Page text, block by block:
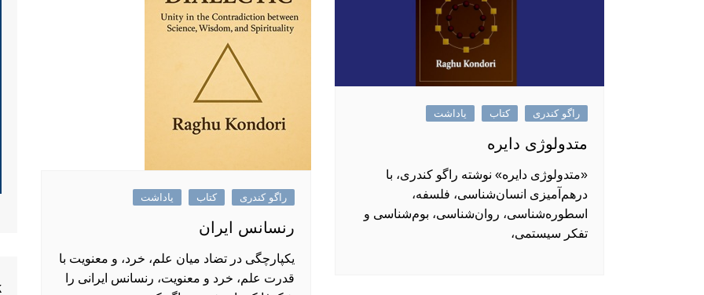
راگو کندری کتاب یاداشت
متدولوژی دایره
«متدولوژی دایره» نوشته راگو کندری، با
درهم‌آمیزی انسان‌شناسی، فلسفه،
اسطوره‌شناسی، روان‌شناسی، بوم‌شناسی و
تفکر سیستمی،
راگو کندری کتاب یاداشت
رنسانس ایران
یکپارچگی در تضاد میان علم، خرد، و معنویت با
قدرت علم، خرد و معنویت، رنسانس ایرانی را